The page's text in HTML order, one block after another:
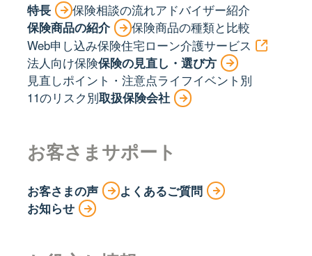
特長 保険相談の流れアドバイザー紹介
保険商品の紹介
保険商品の種類と比較
Web申し込み保険住宅ローン介護サービス
法人向け保険保険の見直し・選び方
見直しポイント・注意点ライフイベント別
11のリスク別取扱保険会社
お客さまサポート
お客さまの声
よくあるご質問
お知らせ